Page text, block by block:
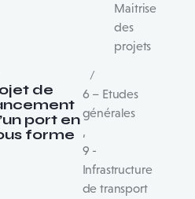
Maitrise
des
projets
6 – Etudes
générales
,
9 -
Infrastructure
de transport
de
port en
forme